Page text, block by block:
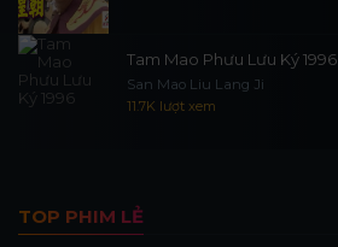
Tam Mao Phưu Lưu Ký 1996
San Mao Liu Lang Ji
11.7K lượt xem
TOP PHIM LẺ